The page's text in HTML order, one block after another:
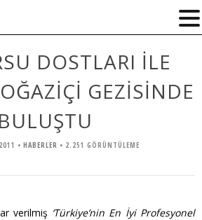
DOSTLARI İLE
GEZİSİNDE
BULUŞTU
• HABERLER • 2.251 GÖRÜNTÜLEME
verilmiş ‘Türkiye’nin En İyi Profesyonel